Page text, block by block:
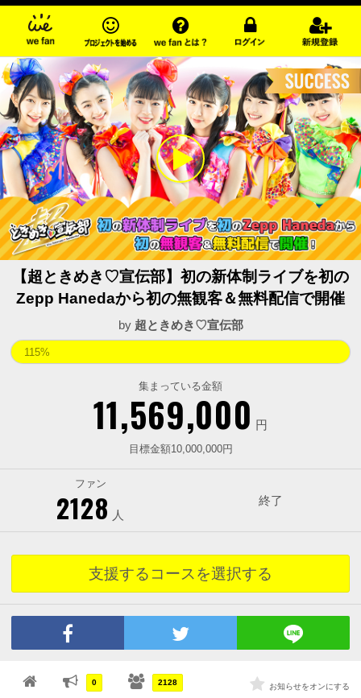
【超ときめき♡宣伝部】初の新体制ライブを初の
Zepp Hanedaから初の無観客＆無料配信で開催
by 超ときめき♡宣伝部
集まっている金額
11,569,000 円
115%
目標金額10,000,000円
ファン
2128 人
終了
支援するコースを選択する
0 2128 お知らせをオンにする